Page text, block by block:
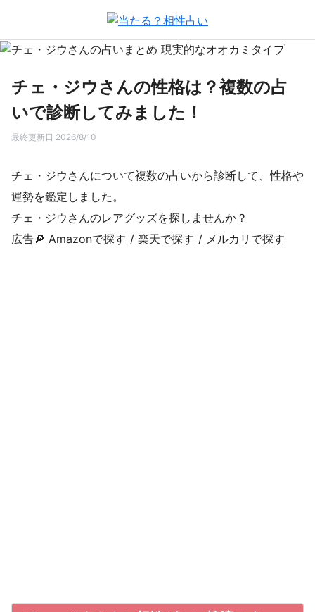
チェ・ジウさんの性格は？複数の占
いで診断してみました！
最終更新日 2026/8/10
チェ・ジウさんについて複数の占いから診断して、性格や
運勢を鑑定しました。
チェ・ジウさんのレアグッズを探しませんか？
広告🔎 Amazonで探す / 楽天で探す / メルカリで探す